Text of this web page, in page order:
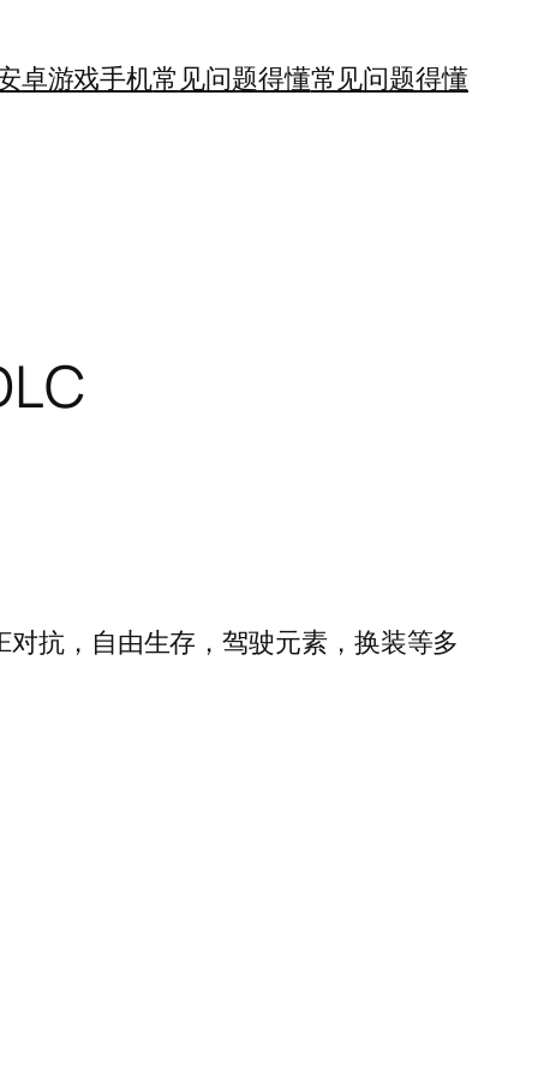
卓游戏手机常见问题得懂常见问题得懂
抗，自由生存，驾驶元素，换装等多